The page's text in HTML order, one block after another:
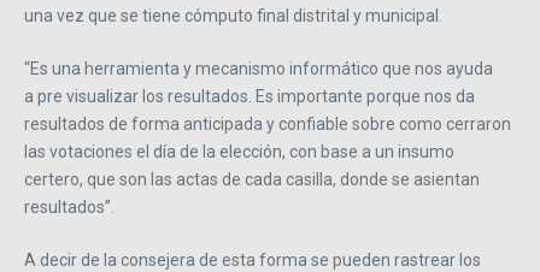
una vez que se tiene cómputo final distrital y municipal.
“Es una herramienta y mecanismo informático que nos ayuda
a pre visualizar los resultados. Es importante porque nos da
resultados de forma anticipada y confiable sobre como cerraron
las votaciones el día de la elección, con base a un insumo
certero, que son las actas de cada casilla, donde se asientan
resultados”.
A decir de la consejera de esta forma se pueden rastrear los